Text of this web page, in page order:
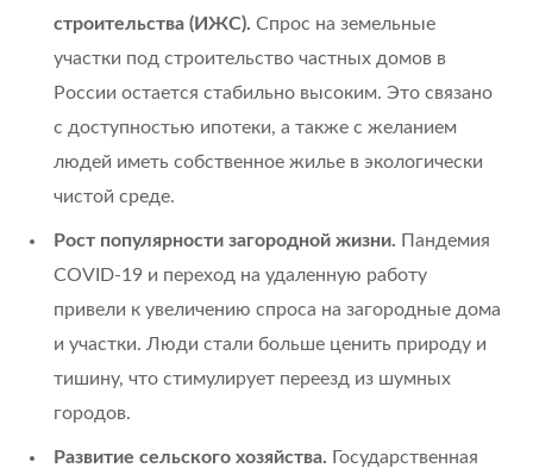
строительства (ИЖС). Спрос на земельные
участки под строительство частных домов в
России остается стабильно высоким. Это связано
с доступностью ипотеки, а также с желанием
людей иметь собственное жилье в экологически
чистой среде.
Рост популярности загородной жизни. Пандемия
COVID-19 и переход на удаленную работу
привели к увеличению спроса на загородные дома
и участки. Люди стали больше ценить природу и
тишину, что стимулирует переезд из шумных
городов.
Развитие сельского хозяйства. Государственная